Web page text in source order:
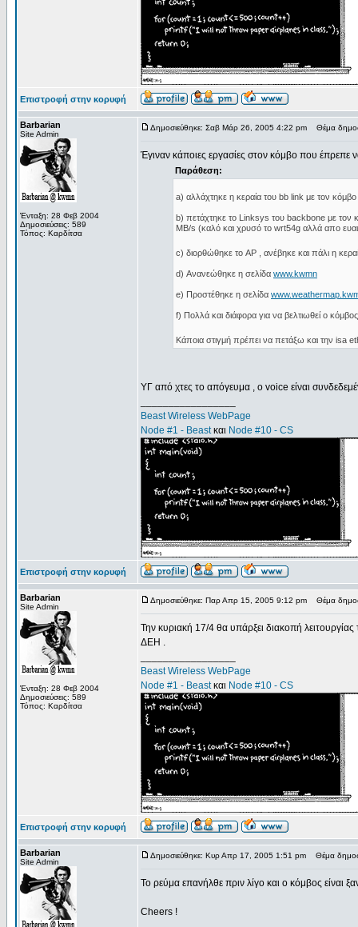
Επιστροφή στην κορυφή
Barbarian
Site Admin
Ένταξη: 28 Φεβ 2004
Δημοσιεύσεις: 589
Τόπος: Καρδίτσα
Δημοσιεύθηκε: Σαβ Μάρ 26, 2005 4:22 pm Θέμα
Έγιναν κάποιες εργασίες στον κόμβο που έπρεπε
Παράθεση:
a) αλλάχτηκε η κεραία του bb link με τον
b) πετάχτηκε το Linksys του backbone με τον
MB/s (καλό και χρυσό το wrt54g αλλά απο
c) διορθώθηκε το AP , ανέβηκε και πάλι η
d) Ανανεώθηκε η σελίδα www.kwmn
e) Προστέθηκε η σελίδα
f) Πολλά και διάφορα για να βελτιωθεί ο
Κάποια στιγμή πρέπει να πετάξω και την isa
ΥΓ από χτες το απόγευμα , ο voice είναι
Beast Wireless WebPage
Node #1 - Beastκαι Node #10 - CS
Επιστροφή στην κορυφή
Barbarian
Site Admin
Ένταξη: 28 Φεβ 2004
Δημοσιεύσεις: 589
Τόπος: Καρδίτσα
Δημοσιεύθηκε: Παρ Απρ 15, 2005 9:12 pm Θέμα
Την κυριακή 17/4 θα υπάρξει διακοπή
ΔΕΗ .
Beast Wireless WebPage
Node #1 - Beastκαι Node #10 - CS
Επιστροφή στην κορυφή
Barbarian
Site Admin
Δημοσιεύθηκε: Κυρ Απρ 17, 2005 1:51 pm Θέμα
Το ρεύμα επανήλθε πριν λίγο και ο κόμβος είναι
Cheers !